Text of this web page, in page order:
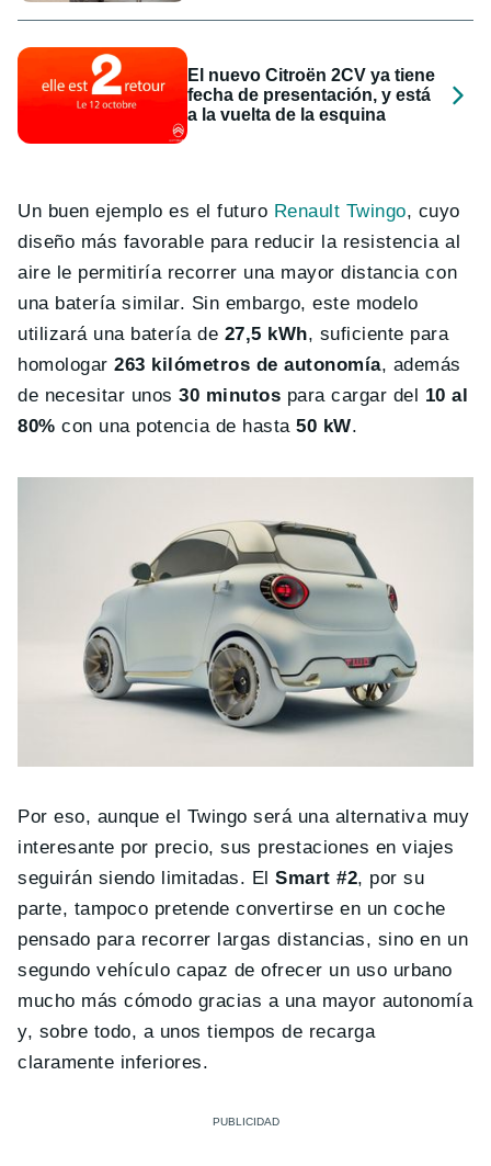
El nuevo Citroën 2CV ya tiene
fecha de presentación, y está
a la vuelta de la esquina
Un buen ejemplo es el futuro Renault Twingo, cuyo
diseño más favorable para reducir la resistencia al
aire le permitiría recorrer una mayor distancia con
una batería similar. Sin embargo, este modelo
utilizará una batería de 27,5 kWh, suficiente para
homologar263 kilómetros de autonomía, además
de necesitar unos30 minutos para cargar del 10 al
80% con una potencia de hasta50 kW.
Por eso, aunque el Twingo será una alternativa muy
interesante por precio, sus prestaciones en viajes
seguirán siendo limitadas. ElSmart #2, por su
parte, tampoco pretende convertirse en un coche
pensado para recorrer largas distancias, sino en un
segundo vehículo capaz de ofrecer un uso urbano
mucho más cómodo gracias a una mayor autonomía
y, sobre todo, a unos tiempos de recarga
claramente inferiores.